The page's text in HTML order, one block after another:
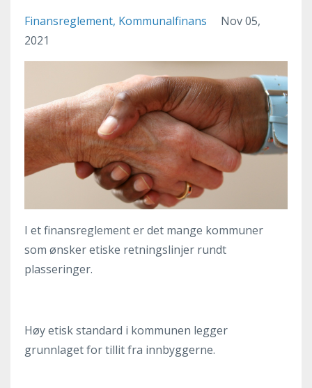
Finansreglement Kommunalfinans
Nov 05,
2021
I et finansreglement er det mange kommuner
som ønsker etiske retningslinjer rundt
plasseringer.
Høy etisk standard i kommunen legger
grunnlaget for tillit fra innbyggerne.